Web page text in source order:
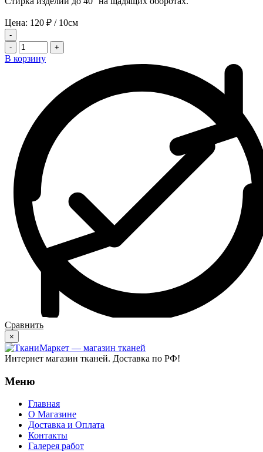
Цена: 120 ₽ / 10см
-
-
+
В корзину
Сравнить
×
Интернет магазин тканей. Доставка по РФ!
Меню
Главная
О Магазине
Доставка и Оплата
Контакты
Галерея работ